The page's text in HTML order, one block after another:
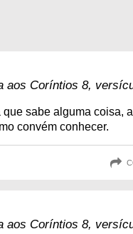
aos Coríntios 8,
que sabe alguma coisa,
convém conhecer.
aos Coríntios 8,